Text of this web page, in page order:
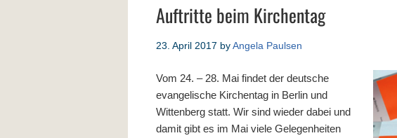
Auftritte beim Kirchentag
23. April 2017 byAngela Paulsen
Vom 24. – 28. Mai findet der deutsche
evangelische Kirchentag in Berlin und
Wittenberg statt. Wir sind wieder dabei und
damit gibt es im Mai viele Gelegenheiten